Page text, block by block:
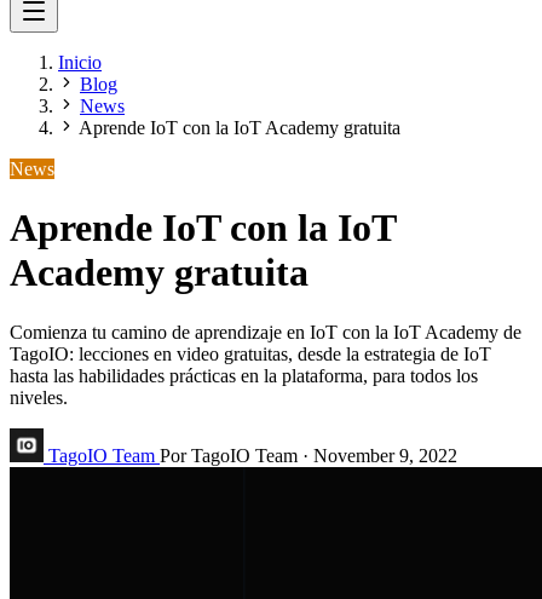
Inicio
Blog
News
Aprende IoT con la IoT Academy gratuita
News
Aprende IoT con la IoT
Academy gratuita
Comienza tu camino de aprendizaje en IoT con la IoT Academy de
TagoIO: lecciones en video gratuitas, desde la estrategia de IoT
hasta las habilidades prácticas en la plataforma, para todos los
niveles.
TagoIO Team Por TagoIO Team · November 9, 2022